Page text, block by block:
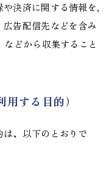
決済に関する情報を,
告配信先などを含み
どから収集すること
する目的）
、以下のとおりで